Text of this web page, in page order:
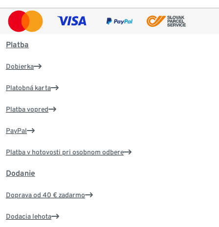
Platba
Dobierka
Platobná karta
Platba vopred
PayPal
Platba v hotovosti pri osobnom odbere
Dodanie
Doprava od 40 € zadarmo
Dodacia lehota